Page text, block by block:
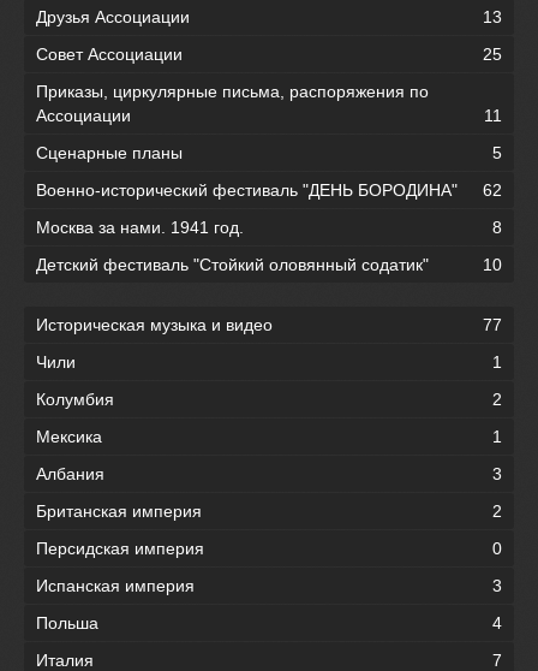
Друзья Ассоциации
13
Совет Ассоциации
25
Приказы, циркулярные письма, распоряжения по
Ассоциации
11
Сценарные планы
5
Военно-исторический фестиваль "ДЕНЬ БОРОДИНА"
62
Москва за нами. 1941 год.
8
Детский фестиваль "Стойкий оловянный содатик"
10
Историческая музыка и видео
77
Чили
1
Колумбия
2
Мексика
1
Албания
3
Британская империя
2
Персидская империя
0
Испанская империя
3
Польша
4
Италия
7